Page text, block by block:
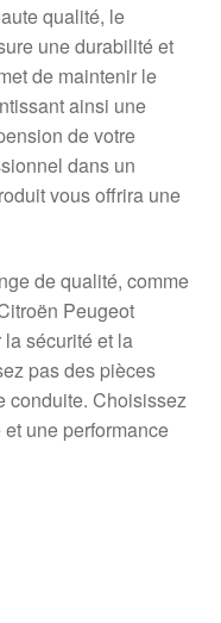
qualité, le
une durabilité et
de maintenir le
ainsi une
de votre
dans un
vous offrira une
de qualité, comme
Peugeot
sécurité et la
pas des pièces
conduite. Choisissez
une performance